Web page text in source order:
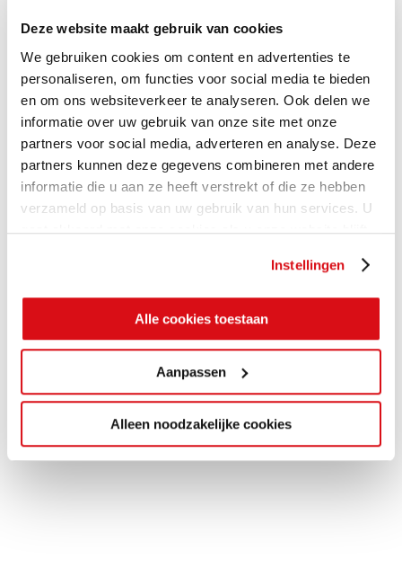
Deze website maakt gebruik van cookies
We gebruiken cookies om content en advertenties te
personaliseren, om functies voor social media te bieden
en om ons websiteverkeer te analyseren. Ook delen we
informatie over uw gebruik van onze site met onze
partners voor social media, adverteren en analyse. Deze
partners kunnen deze gegevens combineren met andere
informatie die u aan ze heeft verstrekt of die ze hebben
verzameld op basis van uw gebruik van hun services. U
gaat akkoord met onze cookies als u onze website blijft
Instellingen
Alle cookies toestaan
Aanpassen
Alleen noodzakelijke cookies